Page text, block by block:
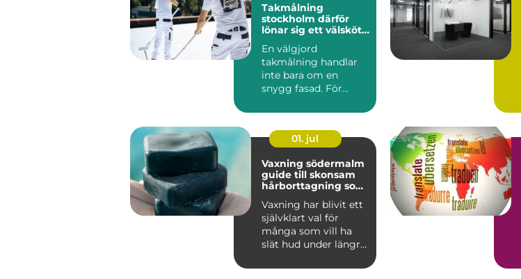
Takmålning
stockholm därför
lönar sig ett välskött
En välgjord
takmålning handlar
inte bara om en
snygg fasad. För
bostadsrättsför...
01. jul
Vaxning södermalm
guide till skonsam
hårborttagning som
Vaxning har blivit ett
självklart val för
många som vill ha
slät hud under längre